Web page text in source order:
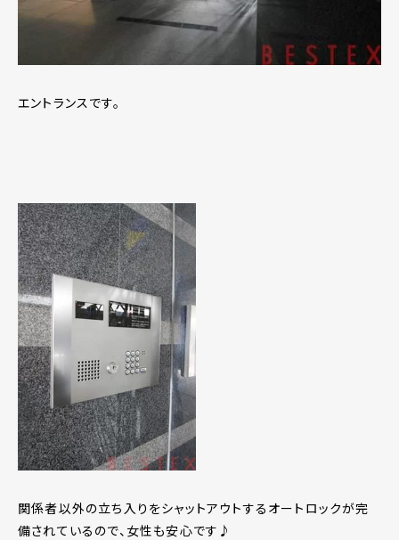
エントランスです。
関係者以外の立ち入りをシャットアウトするオートロックが完
備されているので、女性も安心です♪